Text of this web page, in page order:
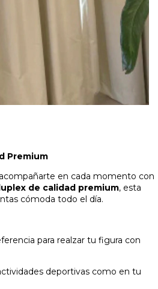
Premium
en cada momento con
de calidad premium, esta
cómoda todo el día.
para realzar tu figura con
deportivas como en tu